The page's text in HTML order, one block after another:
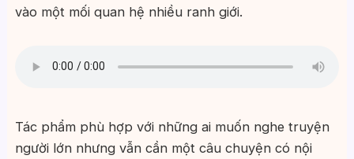
vào một mối quan hệ nhiều ranh giới.
Tác phẩm phù hợp với những ai muốn nghe truyện
người lớn nhưng vẫn cần một câu chuyện có nội